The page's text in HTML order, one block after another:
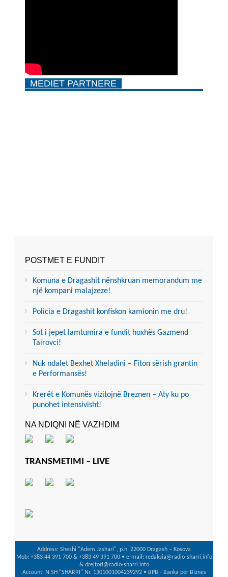
MEDIET PARTNERE
POSTMET E FUNDIT
Komuna e Dragashit nënshkruan memorandum me
një kompani malajzeze!
Policia e Dragashit konfiskon kamionin me dru!
Sot i jepet lamtumira e fundit hoxhës Gazmend
Tairovci!
Nuk ndalet Bexhet Xheladini – Fiton sërish grantin
e Performansës!
Krerët e Komunës vizitojnë Breznen – Aty ku po
punohet intensivisht!
NA NDIQNI NË VAZHDIM
TRANSMETIMI – LIVE
Address: Sheshi "Adem Jashari", p.n. 22000 Dragash – Kosova
Mob: +383 44 391 700 & +383 49 391 700 • e-mail: redaksia@radio-sharri.info
& drejtori@radio-sharri.info
Account: N.SH "SHARRI" Nr. 1301001004239292 • BPB - Banka për Biznes